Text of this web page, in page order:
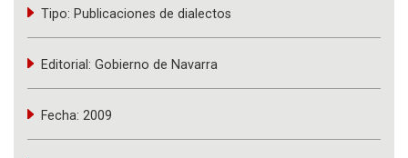
Tipo: Publicaciones de dialectos
Editorial: Gobierno de Navarra
Fecha: 2009